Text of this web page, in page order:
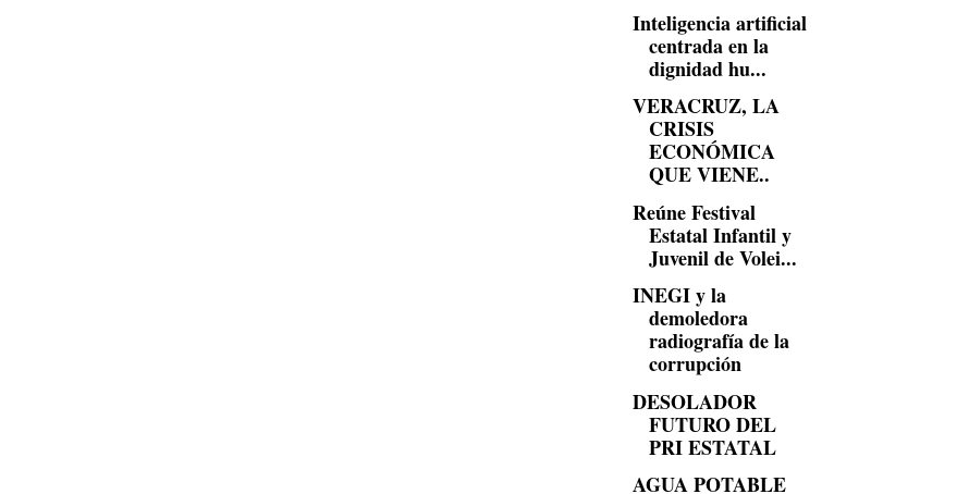
Inteligencia artificial
centrada en la
dignidad hu...
VERACRUZ, LA
CRISIS
ECONÓMICA
QUE VIENE..
Reúne Festival
Estatal Infantil y
Juvenil de Volei...
INEGI y la
demoledora
radiografía de la
corrupción
DESOLADOR
FUTURO DEL
PRI ESTATAL
AGUA POTABLE